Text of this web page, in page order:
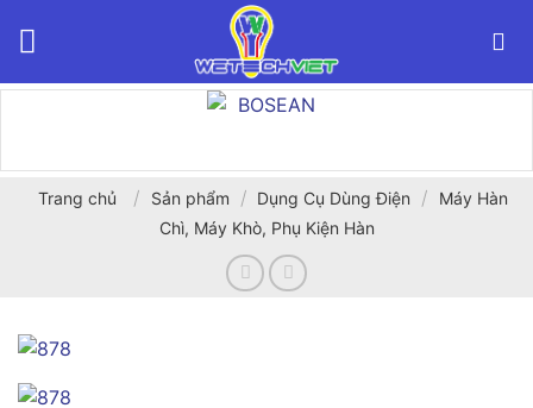
Trang chủ / Sản phẩm / Dụng Cụ Dùng Điện /
Máy Hàn
Chì, Máy Khò, Phụ Kiện Hàn